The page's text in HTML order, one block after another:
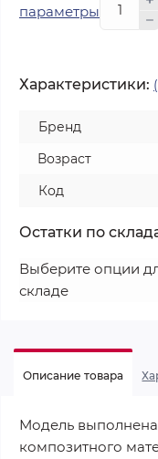
параметры
Характеристики:
Бренд
Возраст
Код
Остатки по
Выберите опции
складе
Описание товара
Модель выполнена
композитного